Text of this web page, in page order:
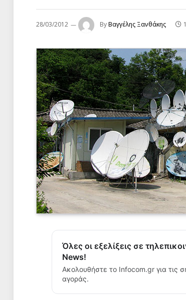
28/03/2012 ByΒαγγέλης Ξανθάκης
Όλες οι εξελίξεις σε
News!
Ακολουθήστε το Infocom.gr για τις
αγοράς.